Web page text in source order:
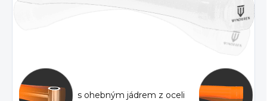
s ohebným jádrem z oceli